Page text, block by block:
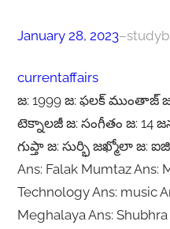
January 28, 2023–
currentaffairs
జ: 1999 జ: ఫలక్ ముంతాజ్
టెక్నాలజీ జ: సంగీతం జ: 14
గుప్తా జ: సుర్భి జఖ్మోలా జ:
Ans: Falak Mumtaz Ans:
Technology Ans: music
Meghalaya Ans: